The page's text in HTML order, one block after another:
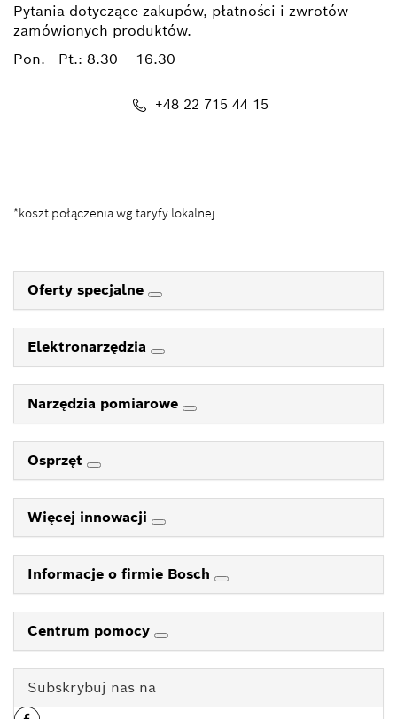
Pytania dotyczące zakupów, płatności i zwrotów
zamówionych produktów.
Pon. - Pt.: 8.30 – 16.30
+48 22 715 44 15
*koszt połączenia wg taryfy lokalnej
Oferty specjalne
Elektronarzędzia
Narzędzia pomiarowe
Osprzęt
Więcej innowacji
Informacje o firmie Bosch
Centrum pomocy
Subskrybuj nas na